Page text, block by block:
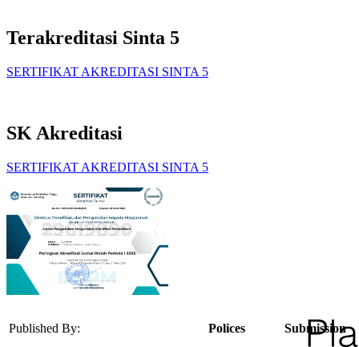
Terakreditasi Sinta 5
SERTIFIKAT AKREDITASI SINTA 5
SK Akreditasi
SERTIFIKAT AKREDITASI SINTA 5
Published By:
Polices
Submission